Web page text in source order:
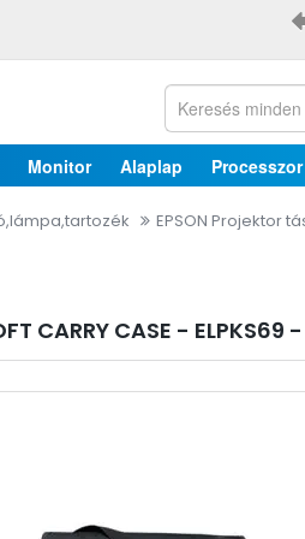
Monitor Alaplap Processzor
EPSON Projektor
CARRY CASE -